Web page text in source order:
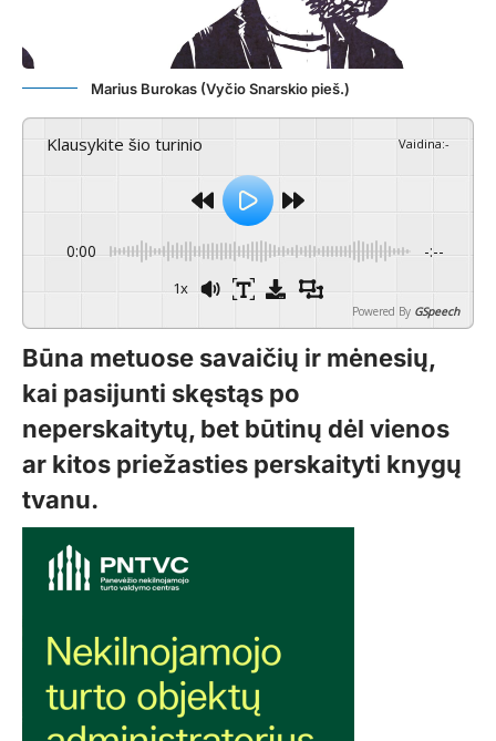
Marius Burokas (Vyčio Snarskio pieš.)
Klausykite šio turinio Vaidina:-
0:00 -:--
1x
Powered By GSpeech
Būna metuose savaičių ir mėnesių,
kai pasijunti skęstąs po
neperskaitytų, bet būtinų dėl vienos
ar kitos priežasties perskaityti knygų
tvanu.